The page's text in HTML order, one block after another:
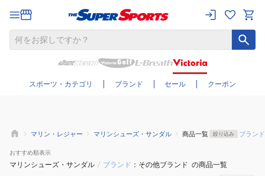
スポーツ・カテゴリ ブランド セール クーポン
さらに絞り込む
マリン・レジャー マリンシューズ・サンダル 商品一覧 絞り込み ブラン
おすすめ順表示
マリンシューズ・サンダル / ブランド その他ブランド の商品一覧